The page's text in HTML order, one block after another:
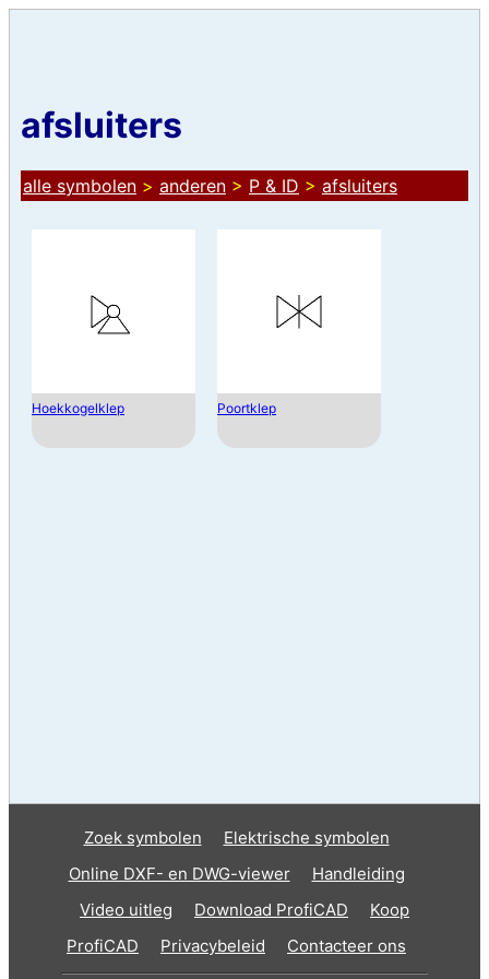
afsluiters
alle symbolen > anderen > P & ID > afsluiters
Hoekkogelklep Poortklep
Zoek symbolen
Elektrische symbolen
Online DXF- en DWG-viewer
Handleiding
Video uitleg
Download ProfiCAD
Koop
ProfiCAD
Privacybeleid Contacteer ons